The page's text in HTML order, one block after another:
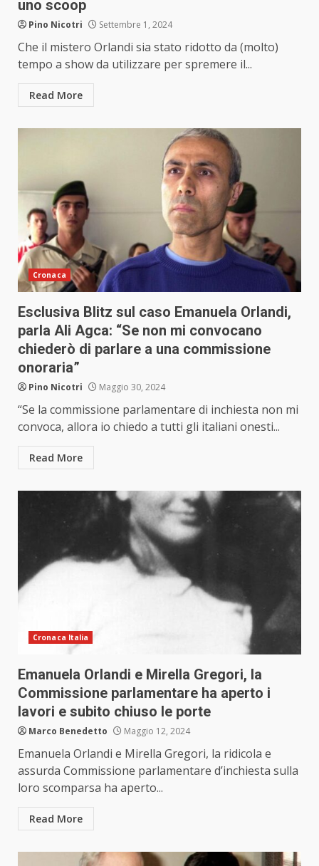
uno scoop
Pino Nicotri Settembre 1, 2024
Che il mistero Orlandi sia stato ridotto da (molto)
tempo a show da utilizzare per spremere il...
Read More
Cronaca
Esclusiva Blitz sul caso Emanuela Orlandi,
parla Ali Agca: “Se non mi convocano
chiederò di parlare a una commissione
onoraria”
Pino Nicotri Maggio 30, 2024
“Se la commissione parlamentare di inchiesta non mi
convoca, allora io chiedo a tutti gli italiani onesti...
Read More
Cronaca Italia
Emanuela Orlandi e Mirella Gregori, la
Commissione parlamentare ha aperto i
lavori e subito chiuso le porte
Marco Benedetto Maggio 12, 2024
Emanuela Orlandi e Mirella Gregori, la ridicola e
assurda Commissione parlamentare d’inchiesta sulla
loro scomparsa ha aperto...
Read More